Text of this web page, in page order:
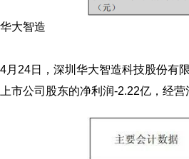
华大智造
4月24日， 深圳华大智造科技股份有
上市公司股东的净利润-2.22亿，经